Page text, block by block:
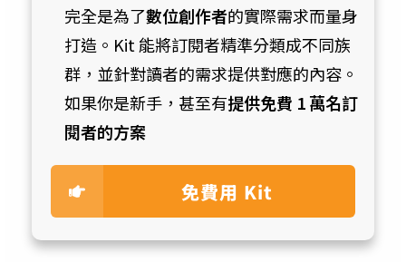
完全是為了數位創作者的實際需求而量身
打造。Kit 能將訂閱者精準分類成不同族
群，並針對讀者的需求提供對應的內容。
如果你是新手，甚至有提供免費 1 萬名訂
閱者的方案
免費用 Kit